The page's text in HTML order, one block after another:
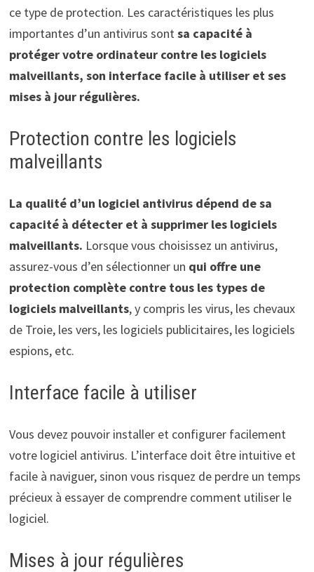
ce type de protection. Les caractéristiques les plus
importantes d’un antivirus sontsa capacité à
protéger votre ordinateur contre les logiciels
malveillants, son interface facile à utiliser et ses
mises à jour régulières.
Protection contre les logiciels
malveillants
La qualité d’un logiciel antivirus dépend de sa
capacité à détecter et à supprimer les logiciels
malveillants. Lorsque vous choisissez un antivirus,
assurez-vous d’en sélectionner un qui offre une
protection complète contre tous les types de
logiciels malveillants, y compris les virus, les chevaux
de Troie, les vers, les logiciels publicitaires, les logiciels
espions, etc.
Interface facile à utiliser
Vous devez pouvoir installer et configurer facilement
votre logiciel antivirus. L’interface doit être intuitive et
facile à naviguer, sinon vous risquez de perdre un temps
précieux à essayer de comprendre comment utiliser le
logiciel.
Mises à jour régulières